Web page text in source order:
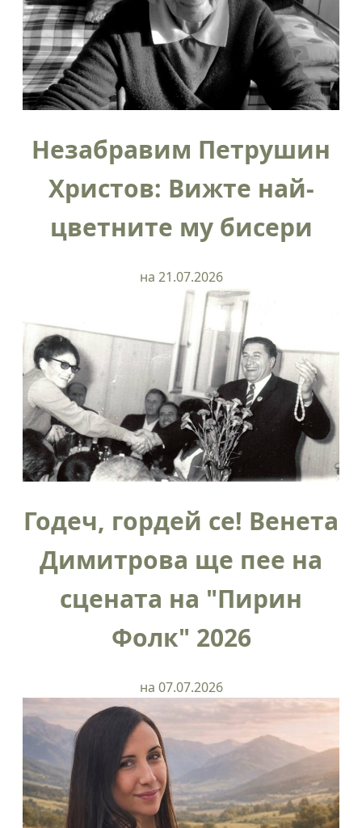
Незабравим Петрушин
Христов: Вижте най-
цветните му бисери
на 21.07.2026
Годеч, гордей се! Венета
Димитрова ще пее на
сцената на "Пирин
Фолк" 2026
на 07.07.2026